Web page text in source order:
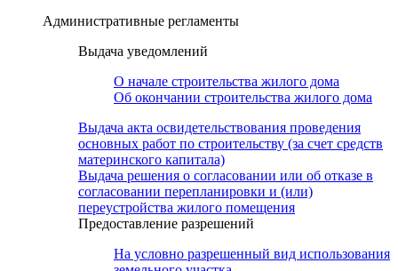
Административные регламенты
Выдача уведомлений
О начале строительства жилого дома
Об окончании строительства жилого дома
Выдача акта освидетельствования проведения
основных работ по строительству (за счет средств
материнского капитала)
Выдача решения о согласовании или об отказе в
согласовании перепланировки и (или)
переустройства жилого помещения
Предоставление разрешений
На условно разрешенный вид использования